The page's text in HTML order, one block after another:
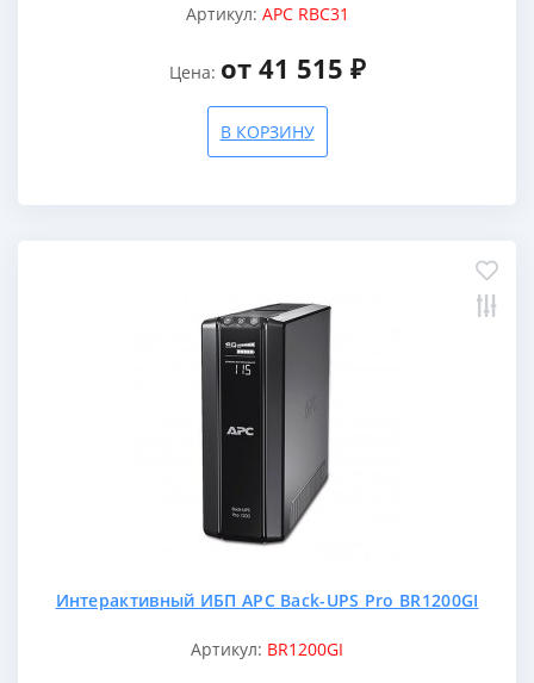
Артикул: APC RBC31
Цена: от 41 515 ₽
В КОРЗИНУ
Интерактивный ИБП APC Back-UPS Pro BR1200GI
Артикул: BR1200GI